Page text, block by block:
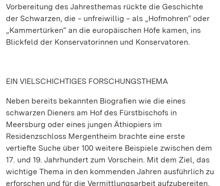
Vorbereitung des Jahresthemas rückte die Geschichte
der Schwarzen, die ‒ unfreiwillig ‒ als „Hofmohren“ oder
„Kammertürken“ an die europäischen Höfe kamen, ins
Blickfeld der Konservatorinnen und Konservatoren.
EIN VIELSCHICHTIGES FORSCHUNGSTHEMA
Neben bereits bekannten Biografien wie die eines
schwarzen Dieners am Hof des Fürstbischofs in
Meersburg oder eines jungen Äthiopiers im
Residenzschloss Mergentheim brachte eine erste
vertiefte Suche über 100 weitere Beispiele zwischen dem
17. und 19. Jahrhundert zum Vorschein. Mit dem Ziel, das
wichtige Thema in den kommenden Jahren ausführlich zu
erforschen und für die Vermittlungsarbeit aufzubereiten,